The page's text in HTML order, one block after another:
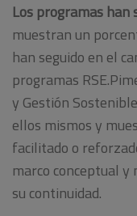
Los programas han
muestran un
han seguido en el
programas
y Gestión
ellos mismos y
facilitado o
marco conceptual
su continuidad.